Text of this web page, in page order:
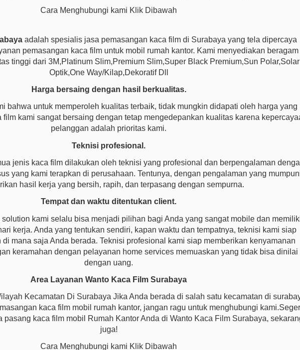
Cara Menghubungi kami Klik Dibawah
adalah spesialis jasa pemasangan kaca film di Surabaya yang tela dipercaya
pemasangan kaca film untuk mobil rumah kantor. Kami menyediakan beragam
tinggi dari 3M,Platinum Slim,Premium Slim,Super Black Premium,Sun Polar,Solar
Optik,One Way/Kilap,Dekoratif Dll
Harga bersaing dengan hasil berkualitas.
bahwa untuk memperoleh kualitas terbaik, tidak mungkin didapati oleh harga yang
film kami sangat bersaing dengan tetap mengedepankan kualitas karena
pelanggan adalah prioritas kami.
Teknisi profesional.
jenis kaca film dilakukan oleh teknisi yang profesional dan berpengalaman
yang kami terapkan di perusahaan. Tentunya, dengan pengalaman yang
hasil kerja yang bersih, rapih, dan terpasang dengan sempurna.
Tempat dan waktu ditentukan client.
solution kami selalu bisa menjadi pilihan bagi Anda yang sangat mobile dan
kerja. Anda yang tentukan sendiri, kapan waktu dan tempatnya, teknisi kami siap
di mana saja Anda berada. Teknisi profesional kami siap memberikan kenyamanan
keramahan dengan pelayanan home services memuaskan yang tidak bisa dinilai
dengan uang.
Area Layanan Wanto Kaca Film Surabaya
Kecamatan Di Surabaya Jika Anda berada di salah satu kecamatan di
kaca film mobil rumah kantor, jangan ragu untuk menghubungi
pasang kaca film mobil Rumah Kantor Anda di Wanto Kaca Film Surabaya,
juga!
Cara Menghubungi kami Klik Dibawah